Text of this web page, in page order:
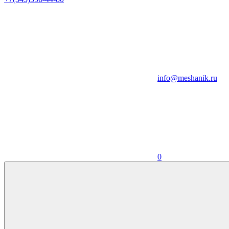
info@meshanik.ru
0